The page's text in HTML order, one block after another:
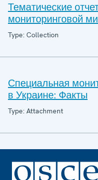
Тематические
мониторинговой
Type: Collection
Специальная
в Украине: Факты
Type: Attachment